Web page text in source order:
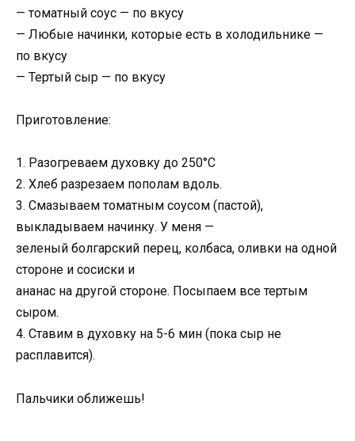
— томатный соус — по вкусу
— Любые начинки, которые есть в холодильнике —
по вкусу
— Тертый сыр — по вкусу
Приготовление:
1. Разогреваем духовку до 250°C
2. Хлеб разрезаем пополам вдоль.
3. Смазываем томатным соусом (пастой),
выкладываем начинку. У меня —
зеленый болгарский перец, колбаса, оливки на одной
стороне и сосиски и
ананас на другой стороне. Посыпаем все тертым
сыром.
4. Ставим в духовку на 5-6 мин (пока сыр не
расплавится).
Пальчики оближешь!